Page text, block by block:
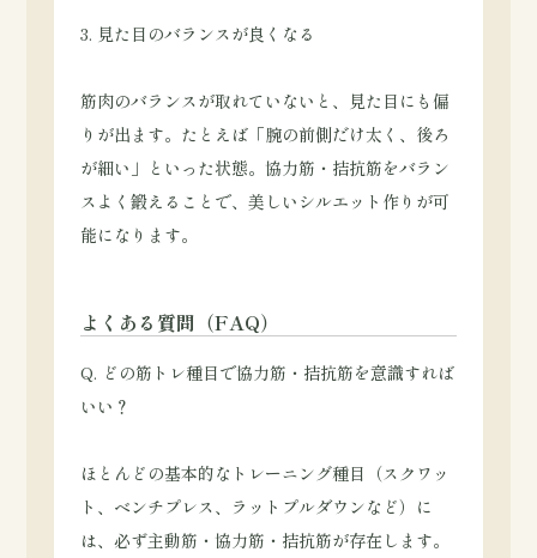
3. 見た目のバランスが良くなる
筋肉のバランスが取れていないと、見た目にも偏
りが出ます。たとえば「腕の前側だけ太く、後ろ
が細い」といった状態。協力筋・拮抗筋をバラン
スよく鍛えることで、美しいシルエット作りが可
能になります。
よくある質問（FAQ）
Q. どの筋トレ種目で協力筋・拮抗筋を意識すれば
いい？
ほとんどの基本的なトレーニング種目（スクワッ
ト、ベンチプレス、ラットプルダウンなど）に
は、必ず主動筋・協力筋・拮抗筋が存在します。